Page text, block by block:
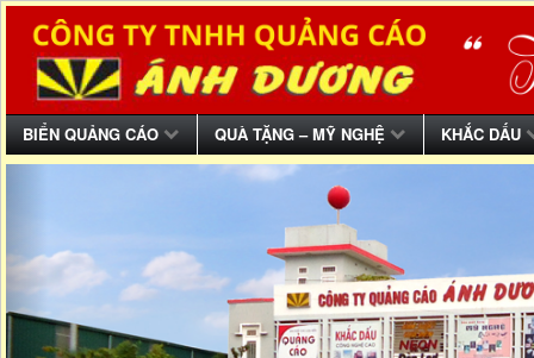
BIỂN QUẢNG CÁO QUÀ TẶNG – MỸ NGHỆ KHẮC DẤU